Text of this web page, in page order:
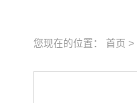
您现在的位置： 首页 >